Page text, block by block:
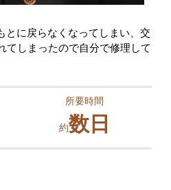
とに戻らなくなってしまい、交
てしまったので自分で修理して
所要時間
約数日